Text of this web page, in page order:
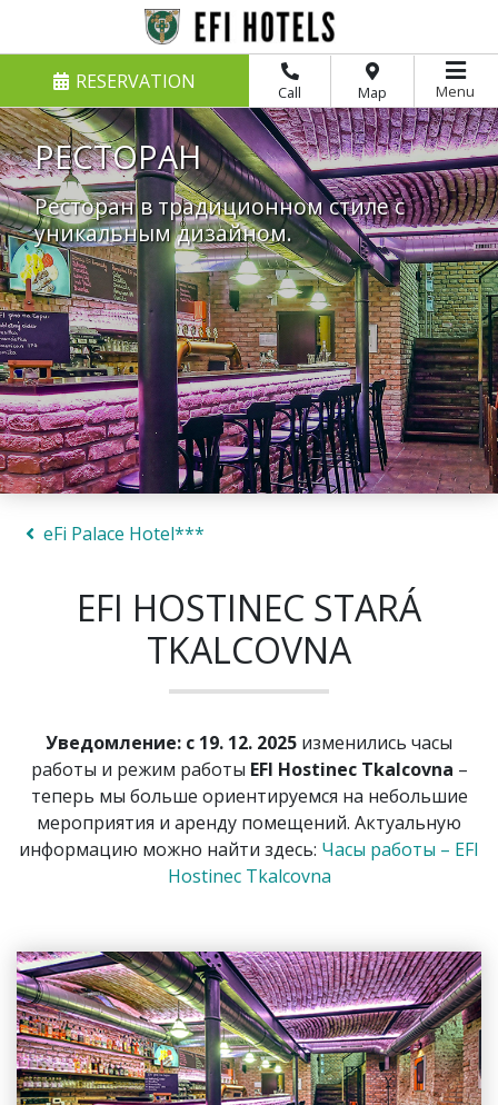
Call Map
RESERVATION Menu
РЕСТОРАН
Ресторан в традиционном стиле с
уникальным дизайном.
eFi Palace Hotel***
EFI HOSTINEC STARÁ
TKALCOVNA
Уведомление: с 19. 12. 2025 изменились часы
работы и режим работы EFI Hostinec Tkalcovna –
теперь мы больше ориентируемся на небольшие
мероприятия и аренду помещений. Актуальную
информацию можно найти здесь: Часы работы – EFI
Hostinec Tkalcovna